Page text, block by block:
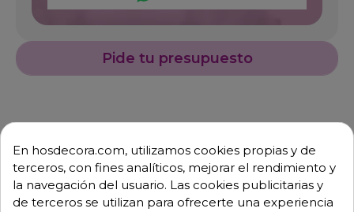
Pide tu presupuesto
En hosdecora.com, utilizamos cookies propias y de
terceros, con fines analíticos, mejorar el rendimiento y
la navegación del usuario. Las cookies publicitarias y
de terceros se utilizan para ofrecerte una experiencia